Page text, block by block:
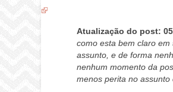
Atualização do post:
como esta bem claro
assunto, e de forma
nenhum momento da
menos perita no